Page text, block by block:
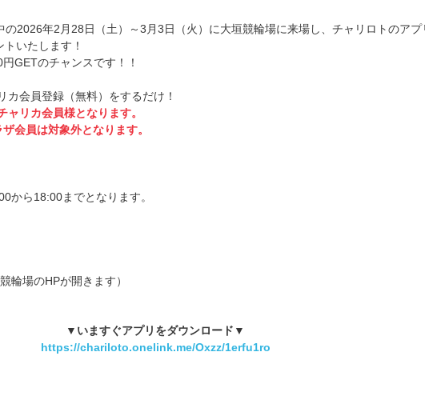
2026年2月28日（土）～3月3日（火）に大垣競輪場に来場し、チャリロトのアプ
いたします！
GETのチャンスです！！
会員登録（無料）をするだけ！
リカ会員様となります。
会員は対象外となります。
から18:00までとなります。
競輪場のHPが開きます）
▼いますぐアプリをダウンロード▼
https://chariloto.onelink.me/Oxzz/1erfu1ro